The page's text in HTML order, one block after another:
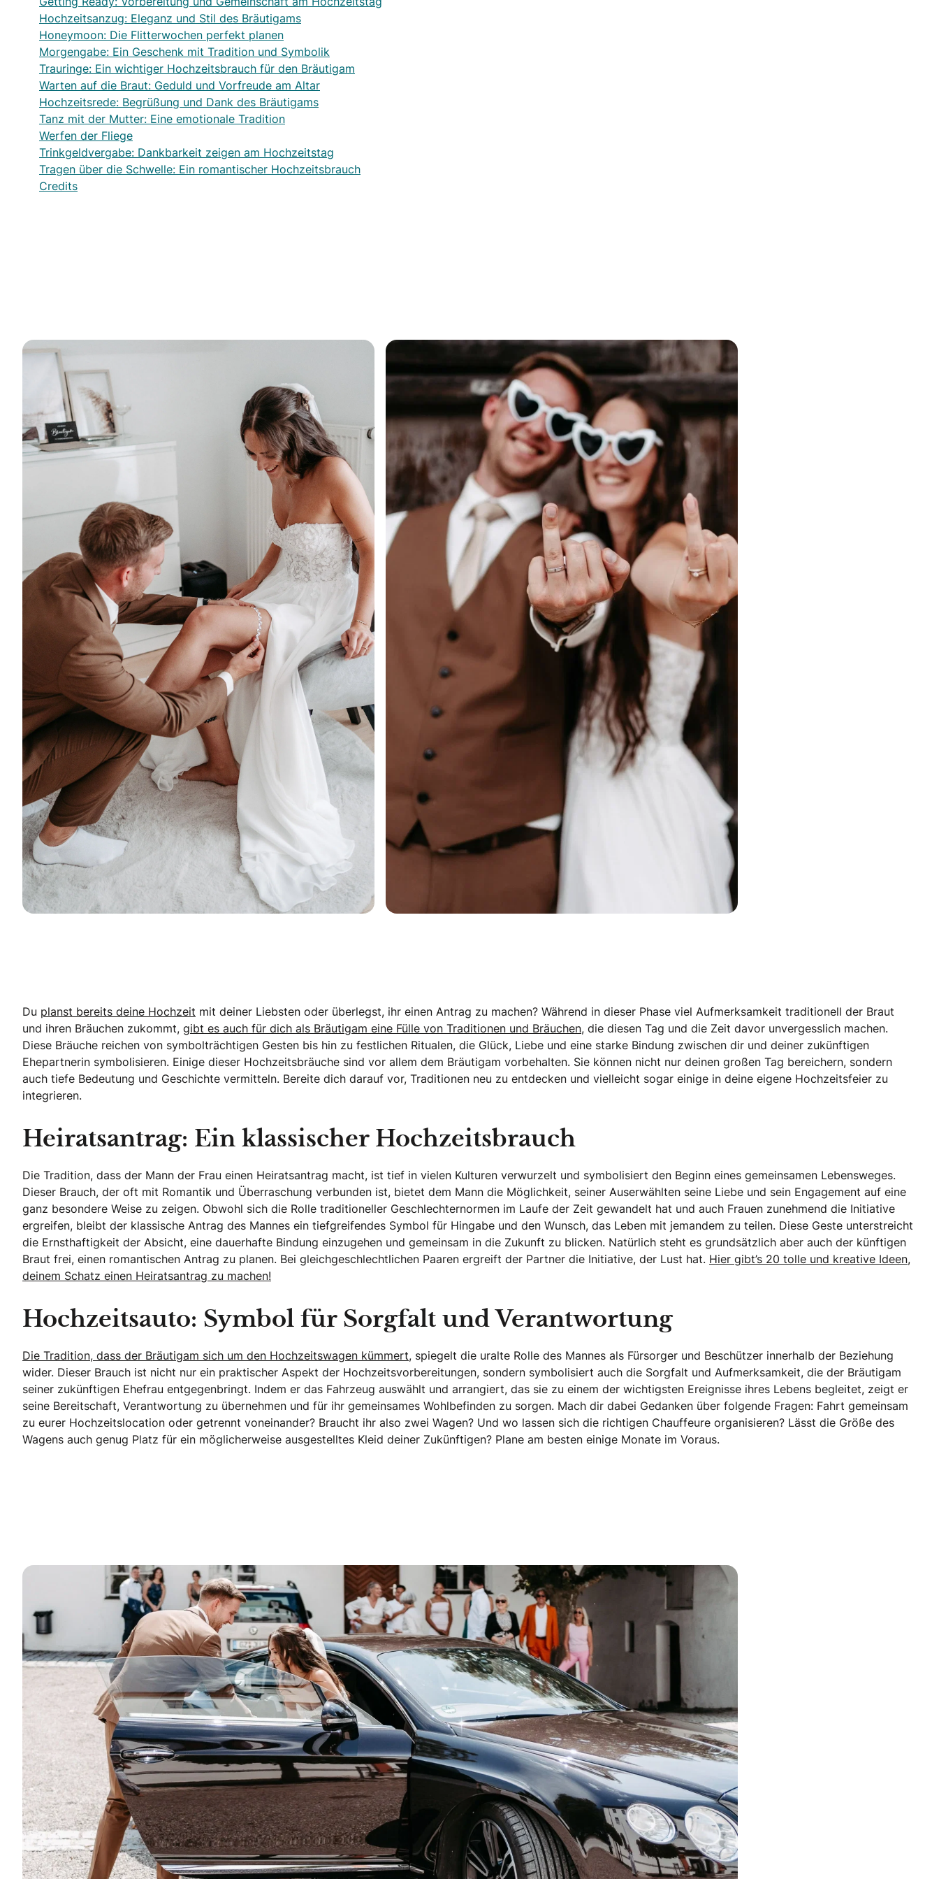
Hochzeitsanzug: Eleganz und Stil des Bräutigams
Honeymoon: Die Flitterwochen perfekt planen
Morgengabe: Ein Geschenk mit Tradition und Symbolik
Trauringe: Ein wichtiger Hochzeitsbrauch für den Bräutigam
Warten auf die Braut: Geduld und Vorfreude am Altar
Hochzeitsrede: Begrüßung und Dank des Bräutigams
Tanz mit der Mutter: Eine emotionale Tradition
Werfen der Fliege
Trinkgeldvergabe: Dankbarkeit zeigen am Hochzeitstag
Tragen über die Schwelle: Ein romantischer Hochzeitsbrauch
Credits
Du planst bereits deine Hochzeit mit deiner Liebsten oder überlegst, ihr einen Antrag zu machen? Während in dieser Phase viel Aufmerksamkeit traditionell der Braut
und ihren Bräuchen zukommt, gibt es auch für dich als Bräutigam eine Fülle von Traditionen und Bräuchen, die diesen Tag und die Zeit davor unvergesslich machen.
Diese Bräuche reichen von symbolträchtigen Gesten bis hin zu festlichen Ritualen, die Glück, Liebe und eine starke Bindung zwischen dir und deiner zukünftigen
Ehepartnerin symbolisieren. Einige dieser Hochzeitsbräuche sind vor allem dem Bräutigam vorbehalten. Sie können nicht nur deinen großen Tag bereichern, sondern
auch tiefe Bedeutung und Geschichte vermitteln. Bereite dich darauf vor, Traditionen neu zu entdecken und vielleicht sogar einige in deine eigene Hochzeitsfeier zu
integrieren.
Heiratsantrag: Ein klassischer Hochzeitsbrauch
Die Tradition, dass der Mann der Frau einen Heiratsantrag macht, ist tief in vielen Kulturen verwurzelt und symbolisiert den Beginn eines gemeinsamen Lebensweges.
Dieser Brauch, der oft mit Romantik und Überraschung verbunden ist, bietet dem Mann die Möglichkeit, seiner Auserwählten seine Liebe und sein Engagement auf eine
ganz besondere Weise zu zeigen. Obwohl sich die Rolle traditioneller Geschlechternormen im Laufe der Zeit gewandelt hat und auch Frauen zunehmend die Initiative
ergreifen, bleibt der klassische Antrag des Mannes ein tiefgreifendes Symbol für Hingabe und den Wunsch, das Leben mit jemandem zu teilen. Diese Geste unterstreicht
die Ernsthaftigkeit der Absicht, eine dauerhafte Bindung einzugehen und gemeinsam in die Zukunft zu blicken. Natürlich steht es grundsätzlich aber auch der künftigen
Braut frei, einen romantischen Antrag zu planen. Bei gleichgeschlechtlichen Paaren ergreift der Partner die Initiative, der Lust hat. Hier gibt’s 20 tolle und kreative Ideen,
deinem Schatz einen Heiratsantrag zu machen!
Hochzeitsauto: Symbol für Sorgfalt und Verantwortung
Die Tradition, dass der Bräutigam sich um den Hochzeitswagen kümmert, spiegelt die uralte Rolle des Mannes als Fürsorger und Beschützer innerhalb der Beziehung
wider. Dieser Brauch ist nicht nur ein praktischer Aspekt der Hochzeitsvorbereitungen, sondern symbolisiert auch die Sorgfalt und Aufmerksamkeit, die der Bräutigam
seiner zukünftigen Ehefrau entgegenbringt. Indem er das Fahrzeug auswählt und arrangiert, das sie zu einem der wichtigsten Ereignisse ihres Lebens begleitet, zeigt er
seine Bereitschaft, Verantwortung zu übernehmen und für ihr gemeinsames Wohlbefinden zu sorgen. Mach dir dabei Gedanken über folgende Fragen: Fahrt gemeinsam
zu eurer Hochzeitslocation oder getrennt voneinander? Braucht ihr also zwei Wagen? Und wo lassen sich die richtigen Chauffeure organisieren? Lässt die Größe des
Wagens auch genug Platz für ein möglicherweise ausgestelltes Kleid deiner Zukünftigen? Plane am besten einige Monate im Voraus.